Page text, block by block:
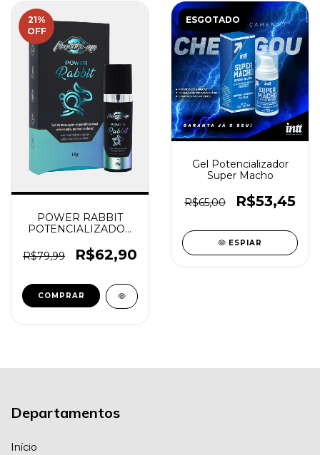
21%
OFF
POWER RABBIT
POTENCIALIZADOR
PROVOKE-ME
R$79,99 R$62,90
ESGOTADO
Gel Potencializador
Super Macho
R$65,00 R$53,45
ESPIAR
Departamentos
Início